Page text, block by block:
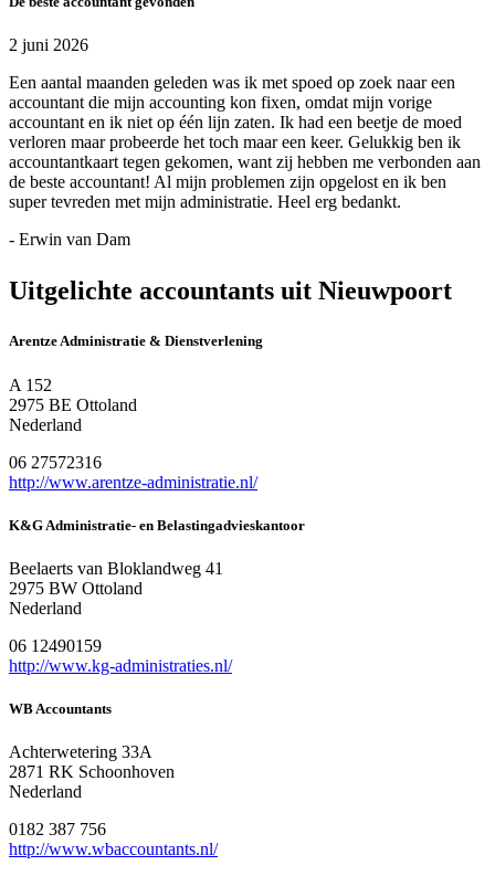
2 juni 2026
Een aantal maanden geleden was ik met spoed op zoek naar een
accountant die mijn accounting kon fixen, omdat mijn vorige
accountant en ik niet op één lijn zaten. Ik had een beetje de moed
verloren maar probeerde het toch maar een keer. Gelukkig ben ik
accountantkaart tegen gekomen, want zij hebben me verbonden aan
de beste accountant! Al mijn problemen zijn opgelost en ik ben
super tevreden met mijn administratie. Heel erg bedankt.
- Erwin van Dam
Uitgelichte accountants uit Nieuwpoort
Arentze Administratie & Dienstverlening
A 152
2975 BE Ottoland
Nederland
06 27572316
http://www.arentze-administratie.nl/
K&G Administratie- en Belastingadvieskantoor
Beelaerts van Bloklandweg 41
2975 BW Ottoland
Nederland
06 12490159
http://www.kg-administraties.nl/
WB Accountants
Achterwetering 33A
2871 RK Schoonhoven
Nederland
0182 387 756
http://www.wbaccountants.nl/